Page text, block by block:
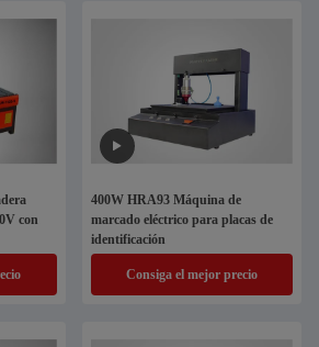
con
400W HRA93 Máquina de
marcado eléctrico para placas de
identificación
Consiga el mejor precio